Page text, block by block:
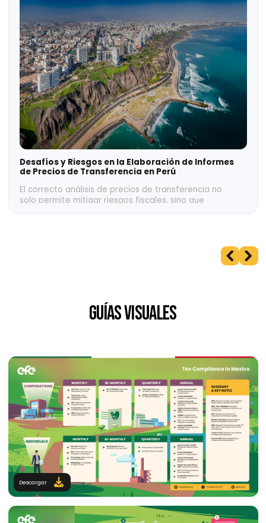
Top 9: Estadísticas de Patentes en México y en el
descubre los países líderes, brechas locales y datos
Desafíos y Riesgos en la Elaboración de Informes